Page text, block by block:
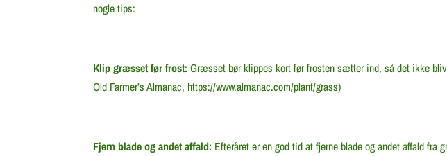
nogle tips:
Klip græsset før frost: Græsset bør klippes kort før frosten sætter ind, så det ikke
Old Farmer’s Almanac, https://www.almanac.com/plant/grass)
Fjern blade og andet affald: Efteråret er en god tid at fjerne blade og andet affald